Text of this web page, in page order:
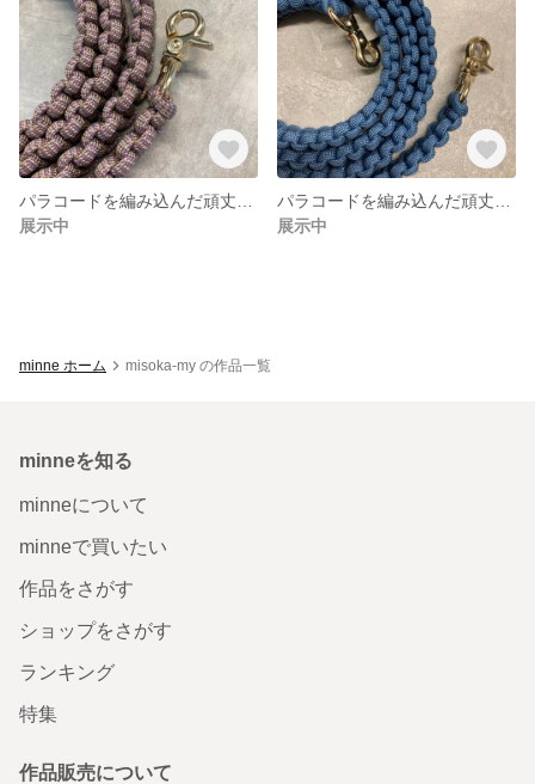
展示中
展示中
minne ホーム misoka-my の作品一覧
minneを知る
minneについて
minneで買いたい
作品をさがす
ショップをさがす
ランキング
特集
作品販売について